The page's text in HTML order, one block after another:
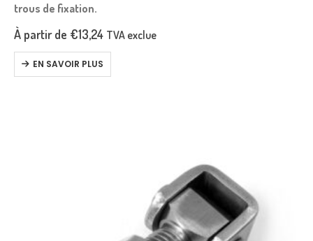
trous de fixation.
À partir de €13,24 TVA exclue
EN SAVOIR PLUS